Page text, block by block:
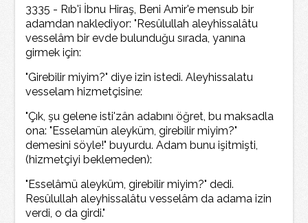
3335 - Rıb'i İbnu Hiraş, Beni Amir'e mensub bir
adamdan naklediyor: "Resûlullah aleyhissalâtu
vesselâm bir evde bulunduğu sırada, yanına
girmek için:
"Girebilir miyim?" diye izin istedi. Aleyhissalatu
vesselam hizmetçisine:
"Çık, şu gelene isti'zân adabını öğret, bu maksadla
ona: "Esselamün aleyküm, girebilir miyim?"
demesini söyle!" buyurdu. Adam bunu işitmişti,
(hizmetçiyi beklemeden):
"Esselâmü aleyküm, girebilir miyim?" dedi.
Resûlullah aleyhissalâtu vesselâm da adama izin
verdi, o da girdi."